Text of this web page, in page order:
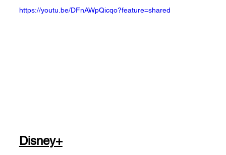
https://youtu.be/DFnAWpQicqo?feature=shared
Disney+